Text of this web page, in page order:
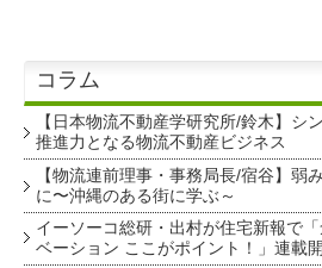
コラム
【日本物流不動産学研究所/鈴木】シ
推進力となる物流不動産ビジネス
【物流連前理事・事務局長/宿谷】弱
に〜沖縄のある街に学ぶ～
イーソーコ総研・出村が住宅新報で「
ベーション ここがポイント！」連載